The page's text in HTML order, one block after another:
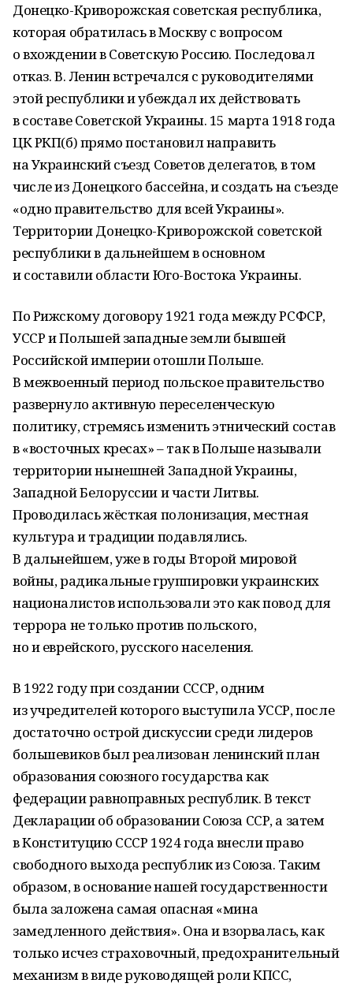
Донецко-Криворожская советская республика,
которая обратилась в Москву с вопросом
о вхождении в Советскую Россию. Последовал
отказ. В. Ленин встречался с руководителями
этой республики и убеждал их действовать
в составе Советской Украины. 15 марта 1918 года
ЦК РКП(б) прямо постановил направить
на Украинский съезд Советов делегатов, в том
числе из Донецкого бассейна, и создать на съезде
«одно правительство для всей Украины».
Территории Донецко-Криворожской советской
республики в дальнейшем в основном
и составили области Юго-Востока Украины.
По Рижскому договору 1921 года между РСФСР,
УССР и Польшей западные земли бывшей
Российской империи отошли Польше.
В межвоенный период польское правительство
развернуло активную переселенческую
политику, стремясь изменить этнический состав
в «восточных кресах» – так в Польше называли
территории нынешней Западной Украины,
Западной Белоруссии и части Литвы.
Проводилась жёсткая полонизация, местная
культура и традиции подавлялись.
В дальнейшем, уже в годы Второй мировой
войны, радикальные группировки украинских
националистов использовали это как повод для
террора не только против польского,
но и еврейского, русского населения.
В 1922 году при создании СССР, одним
из учредителей которого выступила УССР, после
достаточно острой дискуссии среди лидеров
большевиков был реализован ленинский план
образования союзного государства как
федерации равноправных республик. В текст
Декларации об образовании Союза ССР, а затем
в Конституцию СССР 1924 года внесли право
свободного выхода республик из Союза. Таким
образом, в основание нашей государственности
была заложена самая опасная «мина
замедленного действия». Она и взорвалась, как
только исчез страховочный, предохранительный
механизм в виде руководящей роли КПСС,